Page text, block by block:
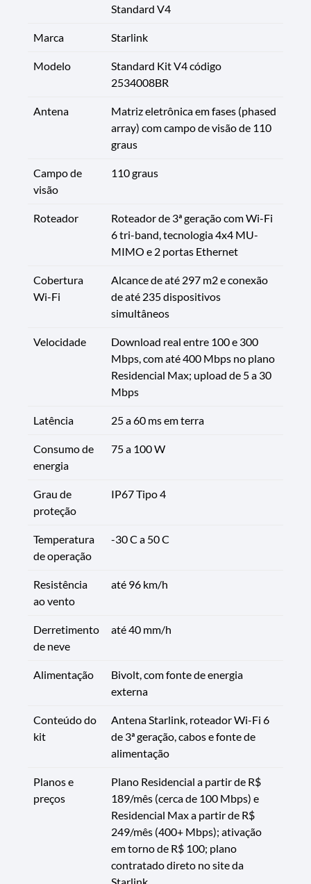
Standard V4
Marca Starlink
Modelo
Standard Kit V4 código
2534008BR
Antena
Matriz eletrônica em fases (phased
array) com campo de visão de 110
graus
Campo de
visão
110 graus
Roteador
Roteador de 3ª geração com Wi-Fi
6 tri-band, tecnologia 4x4 MU-
MIMO e 2 portas Ethernet
Cobertura
Wi-Fi
Alcance de até 297 m2 e conexão
de até 235 dispositivos
simultâneos
Velocidade
Download real entre 100 e 300
Mbps, com até 400 Mbps no plano
Residencial Max; upload de 5 a 30
Mbps
Latência 25 a 60 ms em terra
Consumo de
energia
75 a 100 W
Grau de
proteção
IP67 Tipo 4
Temperatura
de operação
-30 C a 50 C
Resistência
ao vento
até 96 km/h
Derretimento
de neve
até 40 mm/h
Alimentação
Bivolt, com fonte de energia
externa
Conteúdo do
kit
Antena Starlink, roteador Wi-Fi 6
de 3ª geração, cabos e fonte de
alimentação
Planos e
preços
Plano Residencial a partir de R$
189/mês (cerca de 100 Mbps) e
Residencial Max a partir de R$
249/mês (400+ Mbps); ativação
em torno de R$ 100; plano
contratado direto no site da